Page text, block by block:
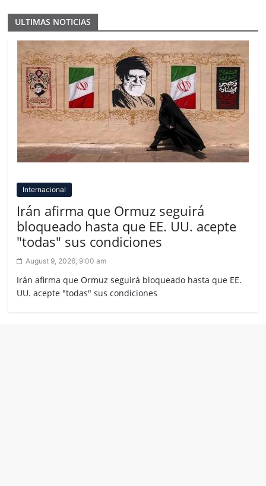
ULTIMAS NOTICIAS
Internacional
Irán afirma que Ormuz seguirá
bloqueado hasta que EE. UU. acepte
"todas" sus condiciones
August 9, 2026, 9:00 am
Irán afirma que Ormuz seguirá bloqueado hasta que EE.
UU. acepte "todas" sus condiciones